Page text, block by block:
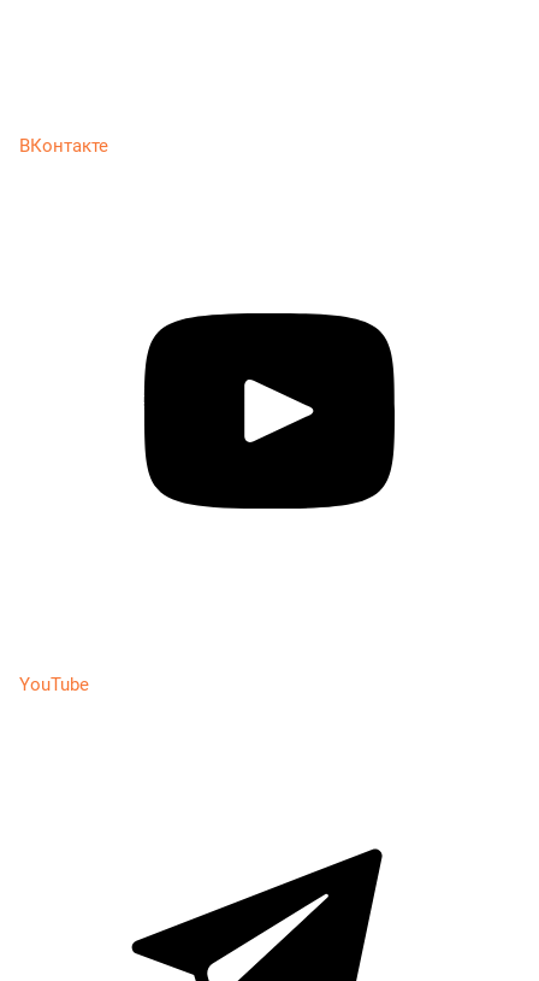
ВКонтакте
YouTube